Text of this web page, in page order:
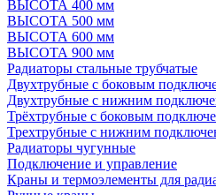
ВЫСОТА 400 мм
ВЫСОТА 500 мм
ВЫСОТА 600 мм
ВЫСОТА 900 мм
Радиаторы стальные трубчатые
Двухтрубные с боковым
Двухтрубные с нижним
Трёхтрубные с боковым
Трехтрубные с нижним
Радиаторы чугунные
Подключение и управление
Краны и термоэлементы для